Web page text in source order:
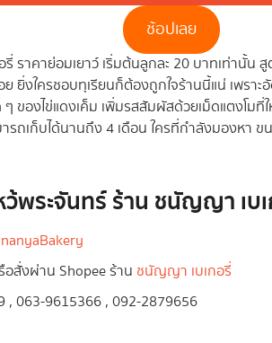
ช้อปเลย
าคาย่อมเยาว์ เริ่มต้นลูกละ 20 บาทเท่านั้น
ยิ่งใครชอบทุเรียนก็ต้องถูกใจร้านนี้แน่ เพรา
ของไข่แดงเค็ม เพิ่มรสสัมผัสด้วยเม็ดแตงโม
ถเก็บได้นานถึง 4 เดือน ใครที่กำลังมองหา ขน
ว้พระจันทร์ ร้าน ชนัญญา เบ
อสั่งผ่าน Shopee ร้าน ชนัญญา เบเกอรี่
, 063-9615366 , 092-2879656